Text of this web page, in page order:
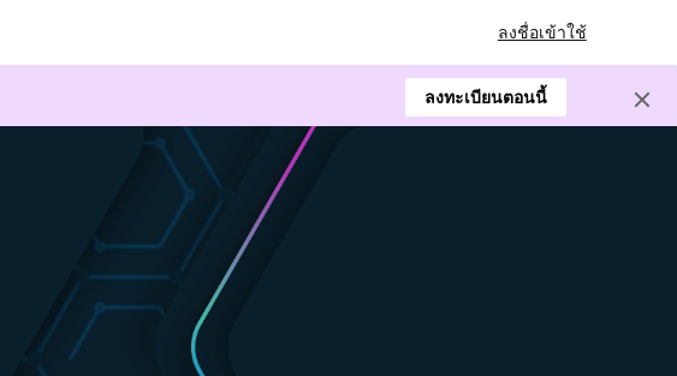
ลงชื่อเข้าใช้
ลงทะเบียนตอนนี้